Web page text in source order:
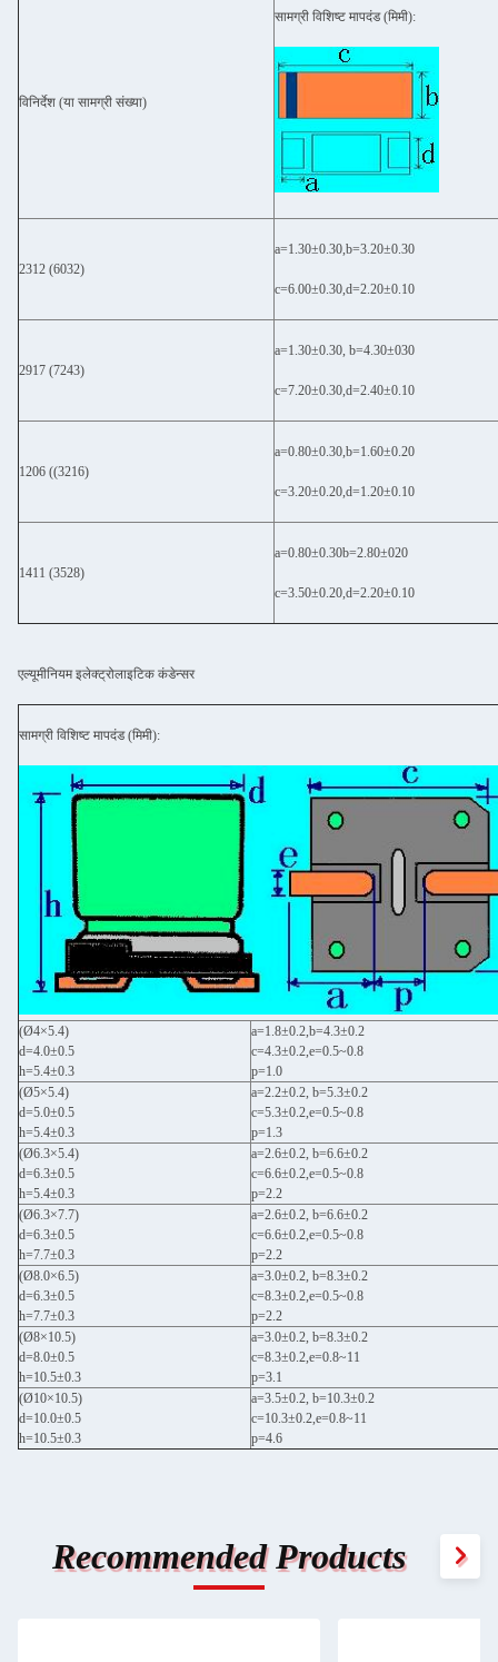
विनिर्देश (या सामग्री संख्या)
सामग्री विशिष्ट मापदंड (मिमी):
2312 (6032)
a=1.30±0.30,b=3.20±0.30
c=6.00±0.30,d=2.20±0.10
2917 (7243)
a=1.30±0.30, b=4.30±030
c=7.20±0.30,d=2.40±0.10
1206 ((3216)
a=0.80±0.30,b=1.60±0.20
c=3.20±0.20,d=1.20±0.10
1411 (3528)
a=0.80±0.30b=2.80±020
c=3.50±0.20,d=2.20±0.10
एल्यूमीनियम इलेक्ट्रोलाइटिक कंडेन्सर
सामग्री विशिष्ट मापदंड (मिमी):
(Ø4×5.4)
d=4.0±0.5
h=5.4±0.3
a=1.8±0.2,b=4.3±0.2
c=4.3±0.2,e=0.5~0.8
p=1.0
(Ø5×5.4)
d=5.0±0.5
h=5.4±0.3
a=2.2±0.2, b=5.3±0.2
c=5.3±0.2,e=0.5~0.8
p=1.3
(Ø6.3×5.4)
d=6.3±0.5
h=5.4±0.3
a=2.6±0.2, b=6.6±0.2
c=6.6±0.2,e=0.5~0.8
p=2.2
(Ø6.3×7.7)
d=6.3±0.5
h=7.7±0.3
a=2.6±0.2, b=6.6±0.2
c=6.6±0.2,e=0.5~0.8
p=2.2
(Ø8.0×6.5)
d=6.3±0.5
h=7.7±0.3
a=3.0±0.2, b=8.3±0.2
c=8.3±0.2,e=0.5~0.8
p=2.2
(Ø8×10.5)
d=8.0±0.5
h=10.5±0.3
a=3.0±0.2, b=8.3±0.2
c=8.3±0.2,e=0.8~11
p=3.1
(Ø10×10.5)
d=10.0±0.5
h=10.5±0.3
a=3.5±0.2, b=10.3±0.2
c=10.3±0.2,e=0.8~11
p=4.6
Recommended Products